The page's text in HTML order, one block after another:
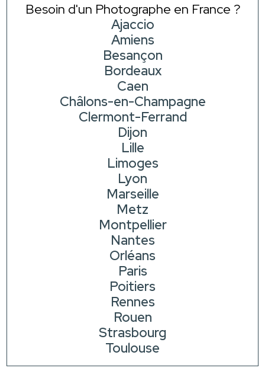
Besoin d'un Photographe en France ?
Ajaccio
Amiens
Besançon
Bordeaux
Caen
Châlons-en-Champagne
Clermont-Ferrand
Dijon
Lille
Limoges
Lyon
Marseille
Metz
Montpellier
Nantes
Orléans
Paris
Poitiers
Rennes
Rouen
Strasbourg
Toulouse